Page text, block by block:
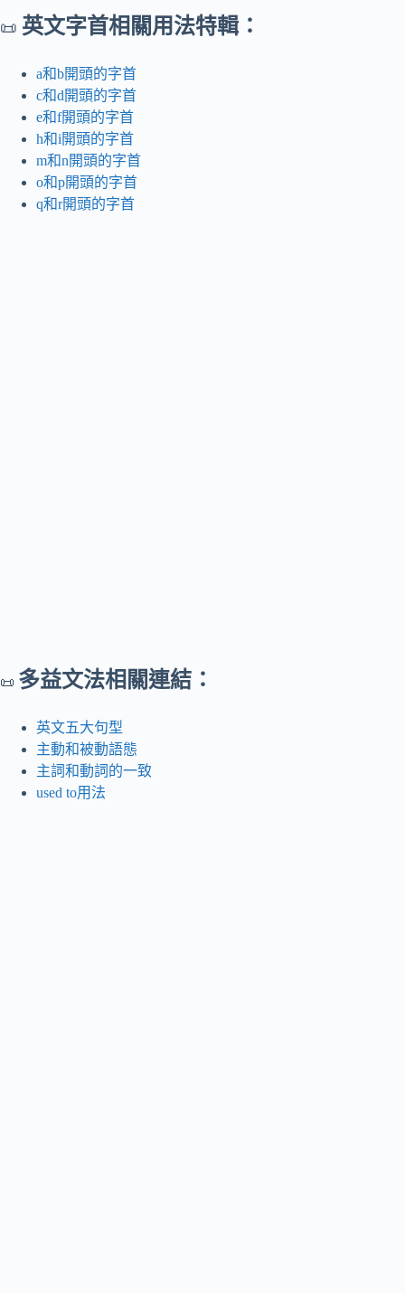
📜 英文字首相關用法特輯：
a和b開頭的字首
c和d開頭的字首
e和f開頭的字首
h和i開頭的字首
m和n開頭的字首
o和p開頭的字首
q和r開頭的字首
📜 多益文法相關連結：
英文五大句型
主動和被動語態
主詞和動詞的一致
used to用法